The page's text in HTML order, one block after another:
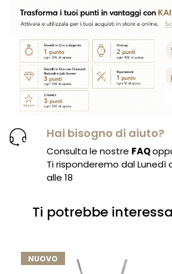
Hai bisogno di aiuto?
Consulta le nostre FAQ
Ti risponderemo dal Lunedì
alle 18
Ti potrebbe
NUOVO